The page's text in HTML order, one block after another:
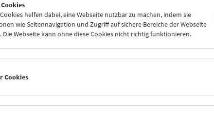
03
Mi 27.2.
helfen dabei, eine Webseite nutzbar zu machen, indem sie
wie Seitennavigation und Zugriff auf sichere Bereiche der Webseite
Die Webseite kann ohne diese Cookies nicht richtig funktionieren.
Cookies